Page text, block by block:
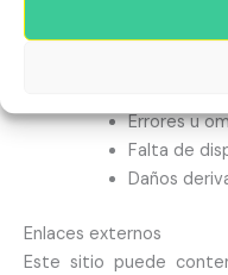
Queda prohibida su
Errores u
Falta de
Daños
Enlaces externos
Este sitio puede